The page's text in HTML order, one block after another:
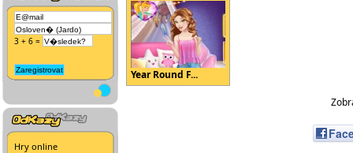
3 + 6 =
Hry online
Year Round F...